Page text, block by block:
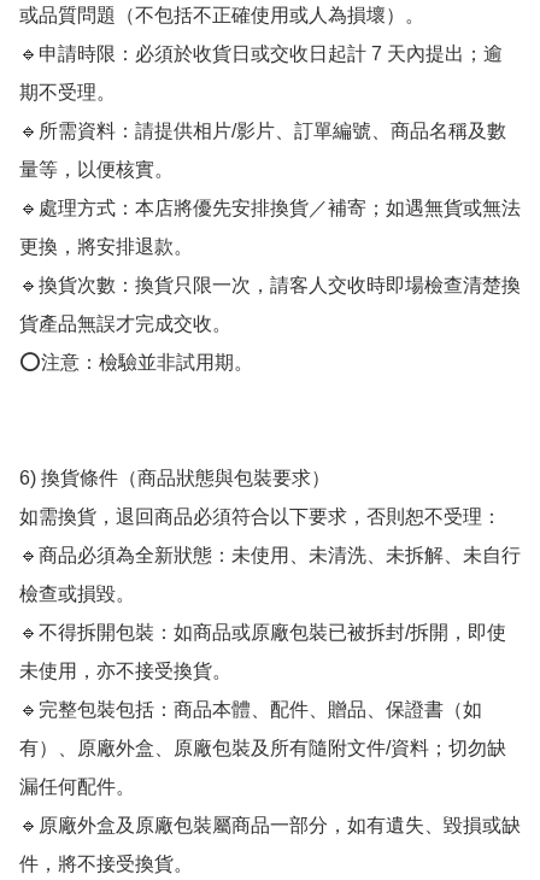
或品質問題（不包括不正確使用或人為損壞）。
🔹申請時限：必須於收貨日或交收日起計 7 天內提出；逾
期不受理。
🔹所需資料：請提供相片/影片、訂單編號、商品名稱及數
量等，以便核實。
🔹處理方式：本店將優先安排換貨／補寄；如遇無貨或無法
更換，將安排退款。
🔹換貨次數：換貨只限一次，請客人交收時即場檢查清楚換
貨產品無誤才完成交收。
⭕️注意：檢驗並非試用期。
6) 換貨條件（商品狀態與包裝要求）
如需換貨，退回商品必須符合以下要求，否則恕不受理：
🔹商品必須為全新狀態：未使用、未清洗、未拆解、未自行
檢查或損毀。
🔹不得拆開包裝：如商品或原廠包裝已被拆封/拆開，即使
未使用，亦不接受換貨。
🔹完整包裝包括：商品本體、配件、贈品、保證書（如
有）、原廠外盒、原廠包裝及所有隨附文件/資料；切勿缺
漏任何配件。
🔹原廠外盒及原廠包裝屬商品一部分，如有遺失、毀損或缺
件，將不接受換貨。